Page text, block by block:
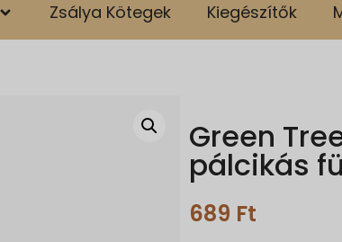
Zsálya Kötegek Kiegészítők
Green
pálcikás
689 Ft